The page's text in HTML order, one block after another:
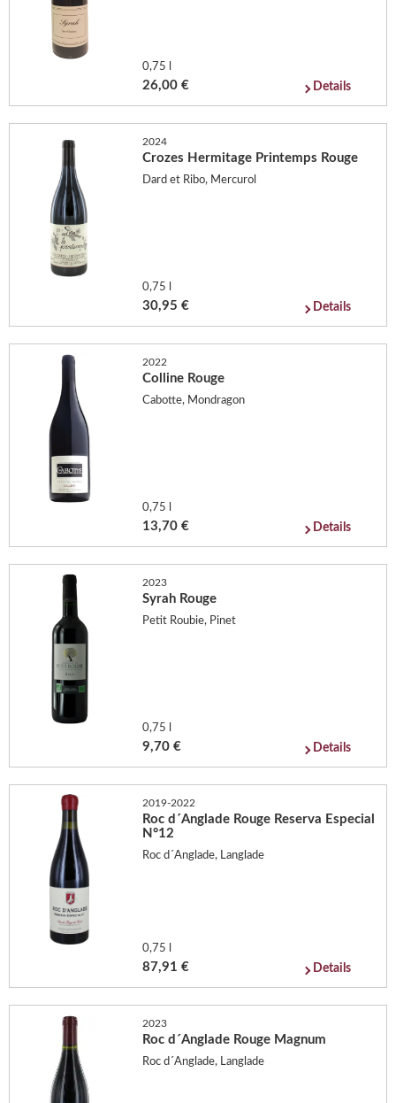
0,75 l
26,00 € Details
2024
Crozes Hermitage Printemps Rouge
Dard et Ribo, Mercurol
0,75 l
30,95 € Details
2022
Colline Rouge
Cabotte, Mondragon
0,75 l
13,70 € Details
2023
Syrah Rouge
Petit Roubie, Pinet
0,75 l
9,70 € Details
2019-2022
Roc d´Anglade Rouge Reserva Especial
N°12
Roc d´Anglade, Langlade
0,75 l
87,91 € Details
2023
Roc d´Anglade Rouge Magnum
Roc d´Anglade, Langlade